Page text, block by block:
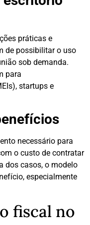
práticas e
de possibilitar o uso
sob demanda.
para
startups e
necessário para
o custo de contratar
dos casos, o modelo
especialmente
fiscal no